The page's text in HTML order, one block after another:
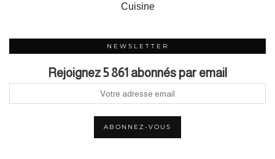
Cuisine
NEWSLETTER
Rejoignez 5 861 abonnés par email